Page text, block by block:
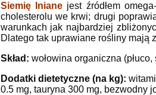
Siemię lnianejest źródłem
cholesterolu we krwi; drugi
warunkach jak najbardziej
Dlatego tak uprawiane rośliny mają
Skład: wołowina organiczna
Dodatki dietetyczne (na kg):
0.5 mg, tauryna 300 mg, bezwodny